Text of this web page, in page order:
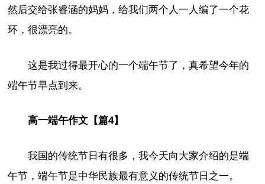
然后交给张睿涵的妈妈，给我们两个人一人编了一个花
环，很漂亮的。
这是我过得最开心的一个端午节了，真希望今年的
端午节早点到来。
高一端午作文【篇4】
我国的传统节日有很多，我今天向大家介绍的是端
午节，端午节是中华民族最有意义的传统节日之一。